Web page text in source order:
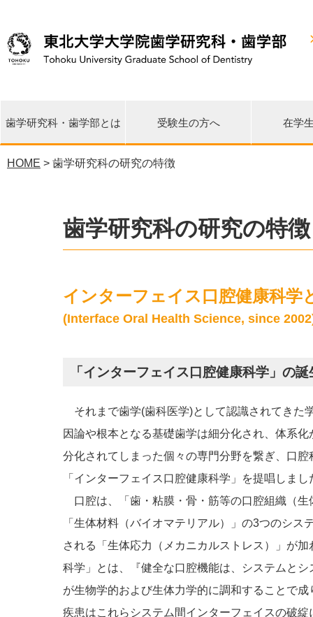
歯学研究科・歯学部とは
研究科長・学部長挨拶
教育理念・目標・沿革
研究の特徴
歯学部歯学科
大学院修士課程
大学院博士課程
各講座・研究分野一覧
歯学イノベーション
環境歯学研究センター
先端再生医学研究センター
臨床疫学統計支援室
URA室
国際交流
各種広報誌
公開情報
東日本大震災 関連情報
相談窓口
受験生の方へ 在学
HOME > 歯学研究科の研究の特徴
歯学研究科の研究の特徴
インターフェイス口腔健康科学
(Interface Oral Health Science, since
「インターフェイス口腔健康科学」の誕
それまで歯学(歯科医学)として認識されてきた
因論や根本となる基礎歯学は細分化され、体系
分化されてしまった個々の専門分野を繋ぎ、口
「インターフェイス口腔健康科学」を提唱しまし
口腔は、「歯・粘膜・骨・筋等の口腔組織（
「生体材料（バイオマテリアル）」の3つのシ
される「生体応力（メカニカルストレス）」が
科学」とは、『健全な口腔機能は、システムと
が生物学的および生体力学的に調和することで
疾患はこれらシステム間インターフェイスの破